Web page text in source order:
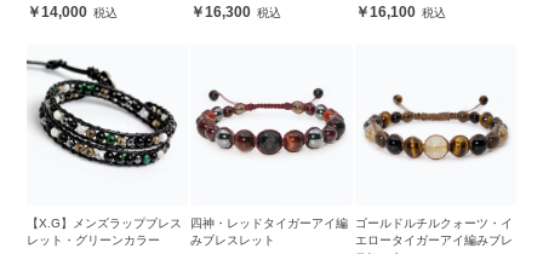
14,000 16,300 16,100
【X.G】メンズラップブレス
レット・グリーンカラー
四神・レッドタイガーアイ編
みブレスレット
ゴールドルチルクォーツ・イ
エロータイガーアイ編みブレ